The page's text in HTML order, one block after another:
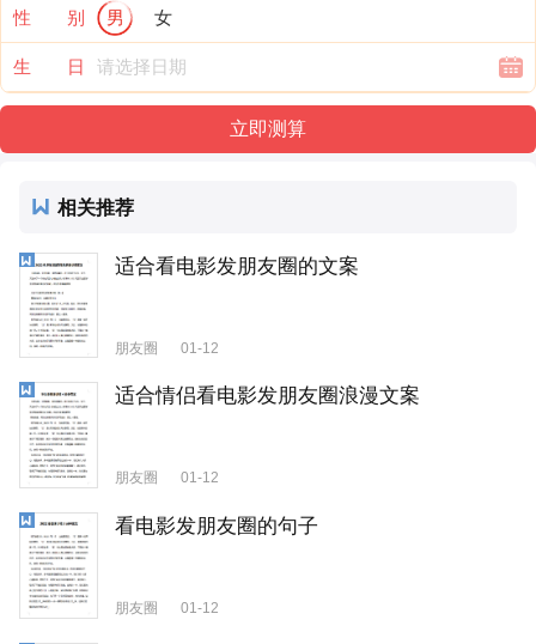
性 别 男 女
生 日
相关推荐
适合看电影发朋友圈的文案
朋友圈 01-12
适合情侣看电影发朋友圈浪漫文案
朋友圈 01-12
看电影发朋友圈的句子
朋友圈 01-12